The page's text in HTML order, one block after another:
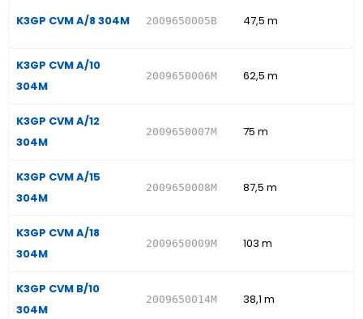
K3GP CVM A/8 304M 2009650005B 47,5 m
K3GP CVM A/10
304M
2009650006M 62,5 m
K3GP CVM A/12
304M
2009650007M 75 m
K3GP CVM A/15
304M
2009650008M 87,5 m
K3GP CVM A/18
304M
2009650009M 103 m
K3GP CVM B/10
304M
2009650014M 38,1 m